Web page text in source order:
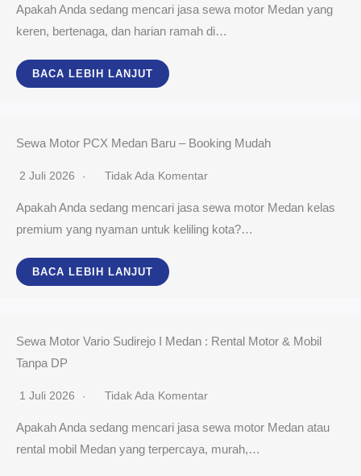
Apakah Anda sedang mencari jasa sewa motor Medan yang
keren, bertenaga, dan harian ramah di…
BACA LEBIH LANJUT
Sewa Motor PCX Medan Baru – Booking Mudah
2 Juli 2026 Tidak Ada Komentar
Apakah Anda sedang mencari jasa sewa motor Medan kelas
premium yang nyaman untuk keliling kota?…
BACA LEBIH LANJUT
Sewa Motor Vario Sudirejo I Medan : Rental Motor & Mobil
Tanpa DP
1 Juli 2026 Tidak Ada Komentar
Apakah Anda sedang mencari jasa sewa motor Medan atau
rental mobil Medan yang terpercaya, murah,…